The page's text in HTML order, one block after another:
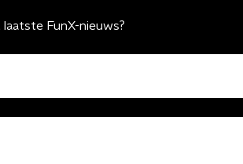
FunX-nieuws?